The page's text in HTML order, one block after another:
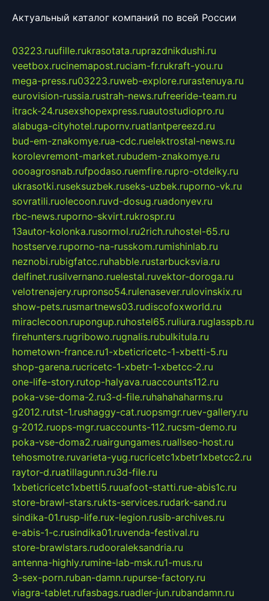
Актуальный каталог компаний по всей России
03223.ruufille.rukrasotata.ruprazdnikdushi.ru
veetbox.rucinemapost.ruciam-fr.rukraft-you.ru
mega-press.ru03223.ruweb-explore.rurastenuya.ru
eurovision-russia.rustrah-news.rufreeride-team.ru
itrack-24.rusexshopexpress.ruautostudiopro.ru
alabuga-cityhotel.rupornv.ruatlantpereezd.ru
bud-em-znakomye.rua-cdc.ruelektrostal-news.ru
korolevremont-market.rubudem-znakomye.ru
oooagrosnab.rufpodaso.ruemfire.rupro-otdelky.ru
ukrasotki.ruseksuzbek.ruseks-uzbek.ruporno-vk.ru
sovratili.ruolecoon.ruvd-dosug.ruadonyev.ru
rbc-news.ruporno-skvirt.rukrospr.ru
13autor-kolonka.rusormol.ru2rich.ruhostel-65.ru
hostserve.ruporno-na-russkom.rumishinlab.ru
neznobi.rubigfatcc.ruhabble.rustarbucksvia.ru
delfinet.rusilvernano.ruelestal.ruvektor-doroga.ru
velotrenajery.rupronso54.rulenasever.rulovinskix.ru
show-pets.rusmartnews03.rudiscofoxworld.ru
miraclecoon.rupongup.ruhostel65.ruliura.ruglasspb.ru
firehunters.rugribowo.rugnalis.rubulkitula.ru
hometown-france.ru1-xbeticricetc-1-xbetti-5.ru
shop-garena.rucricetc-1-xbetr-1-xbetcc-2.ru
one-life-story.rutop-halyava.ruaccounts112.ru
poka-vse-doma-2.ru3-d-file.ruhahahaharms.ru
g2012.rutst-1.rushaggy-cat.ruopsmgr.ruev-gallery.ru
g-2012.ruops-mgr.ruaccounts-112.rucsm-demo.ru
poka-vse-doma2.ruairgungames.ruallseo-host.ru
tehosmotre.ruvarieta-yug.rucricetc1xbetr1xbetcc2.ru
raytor-d.ruatillagunn.ru3d-file.ru
1xbeticricetc1xbetti5.ruuafoot-statti.rue-abis1c.ru
store-brawl-stars.rukts-services.rudark-sand.ru
sindika-01.rusp-life.rux-legion.rusib-archives.ru
e-abis-1-c.rusindika01.ruvenda-festival.ru
store-brawlstars.rudooraleksandria.ru
antenna-highly.rumine-lab-msk.ru1-mus.ru
3-sex-porn.ruban-damn.rupurse-factory.ru
viagra-tablet.rufasbags.ruadler-jun.rubandamn.ru